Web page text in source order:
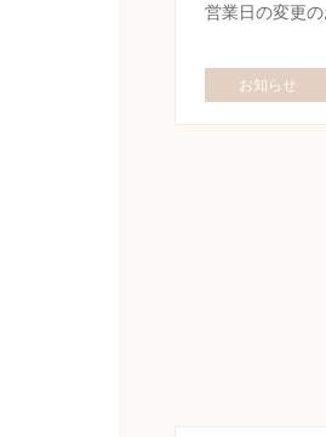
営業日の変更
お知らせ